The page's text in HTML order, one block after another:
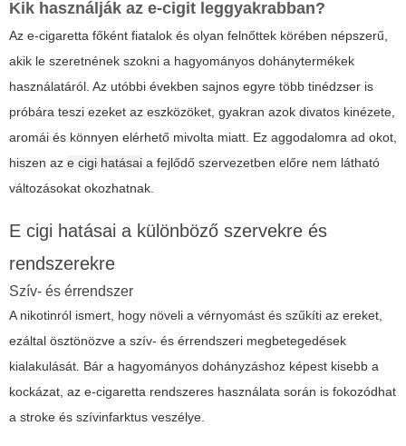
Kik használják az e-cigit leggyakrabban?
Az e-cigaretta főként fiatalok és olyan felnőttek körében népszerű,
akik le szeretnének szokni a hagyományos dohánytermékek
használatáról. Az utóbbi években sajnos egyre több tinédzser is
próbára teszi ezeket az eszközöket, gyakran azok divatos kinézete,
aromái és könnyen elérhető mivolta miatt. Ez aggodalomra ad okot,
hiszen az e cigi hatásai a fejlődő szervezetben előre nem látható
változásokat okozhatnak.
E cigi hatásai a különböző szervekre és
rendszerekre
Szív- és érrendszer
A nikotinról ismert, hogy növeli a vérnyomást és szűkíti az ereket,
ezáltal ösztönözve a szív- és érrendszeri megbetegedések
kialakulását. Bár a hagyományos dohányzáshoz képest kisebb a
kockázat, az e-cigaretta rendszeres használata során is fokozódhat
a stroke és szívinfarktus veszélye.